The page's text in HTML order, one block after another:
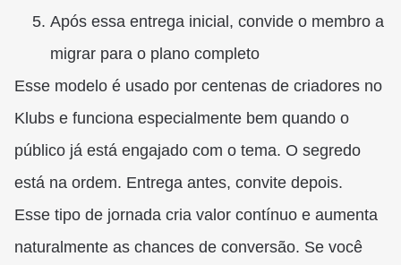
Após essa entrega inicial, convide o membro a
migrar para o plano completo
Esse modelo é usado por centenas de criadores no
Klubs e funciona especialmente bem quando o
público já está engajado com o tema. O segredo
está na ordem. Entrega antes, convite depois.
Esse tipo de jornada cria valor contínuo e aumenta
naturalmente as chances de conversão. Se você